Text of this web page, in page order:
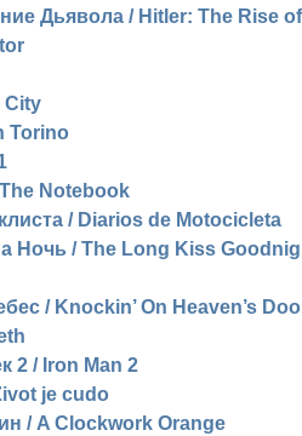
Дьявола / Hitler: The Rise
City
Torino
Notebook
/ Diarios de Motocicleta
Ночь / The Long Kiss
/ Knockin’ On Heaven’s
2 / Iron Man 2
je cudo
/ A Clockwork Orange